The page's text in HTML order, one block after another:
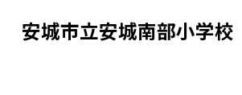
安城市立安城南部小学校